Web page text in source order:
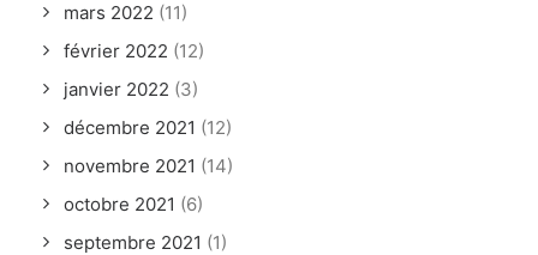
mars 2022 (11)
février 2022 (12)
janvier 2022 (3)
décembre 2021 (12)
novembre 2021 (14)
octobre 2021 (6)
septembre 2021 (1)